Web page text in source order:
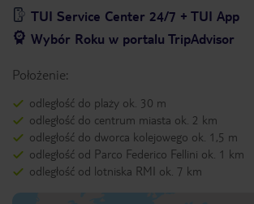
TUI Service Center 24/7 + TUI App
Wybór Roku w portalu TripAdvisor
Położenie:
odległość do plaży ok. 30 m
odległość do centrum miasta ok. 2 km
odległość do dworca kolejowego ok. 1,5 m
odległość od Parco Federico Fellini ok. 1 km
odległość od lotniska RMI ok. 7 km